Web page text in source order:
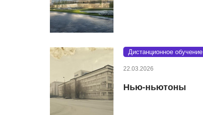
Дистанционное обучение
22.03.2026
Нью-ньютоны